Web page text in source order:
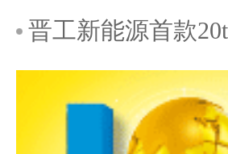
晋工新能源首款